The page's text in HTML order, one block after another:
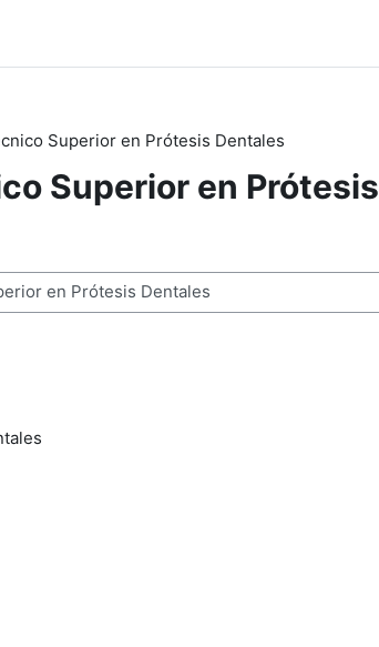
Superior en Prótesis Dentales
Superior en Prótesis